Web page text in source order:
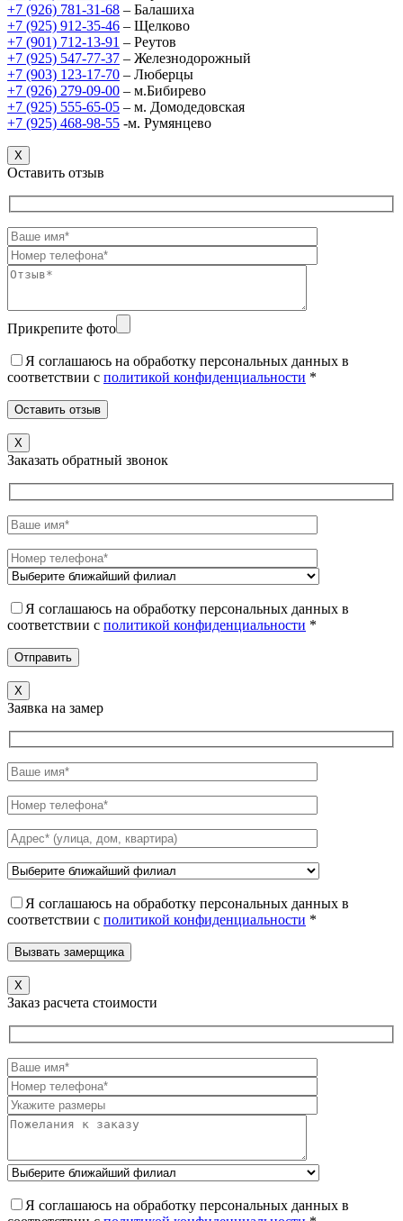
+7 (926) 781-31-68 – Балашиха
+7 (925) 912-35-46 – Щелково
+7 (901) 712-13-91 – Реутов
+7 (925) 547-77-37 – Железнодорожный
+7 (903) 123-17-70 – Люберцы
+7 (926) 279-09-00 – м.Бибирево
+7 (925) 555-65-05 – м. Домодедовская
+7 (925) 468-98-55 -м. Румянцево
X
Оставить отзыв
Прикрепите фото
Я соглашаюсь на обработку персональных данных в
соответствии c политикой конфиденциальности *
X
Заказать обратный звонок
Я соглашаюсь на обработку персональных данных в
соответствии c политикой конфиденциальности *
X
Заявка на замер
Я соглашаюсь на обработку персональных данных в
соответствии c политикой конфиденциальности *
X
Заказ расчета стоимости
Я соглашаюсь на обработку персональных данных в